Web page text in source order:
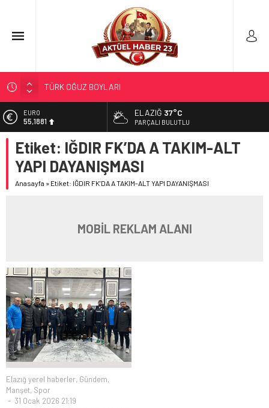
TÜRK OĞUZ BOYLARI
298 MİLYON DOLARLIK İHRACAT
ERDEM; ENTÜBE EDİLDİ…
ELAZIĞ’DA TEFECİLİK OPERASYONU
YRP’DEN, KARAYOLCULARA TEŞEKKÜR
EURO
55,1881
ALTIN
6.660,55
BİST
13.779,39
ELAZIĞ 37°C
PARÇALI BULUTLU
Etiket: IĞDIR FK’DA A TAKIM-ALT
YAPI DAYANIŞMASI
Anasayfa » Etiket: IĞDIR FK’DA A TAKIM-ALT YAPI DAYANIŞMASI
MOBİL REKLAM ALANI
Elazığ yerel haberler, Gündem,
Manşet, Spor
31 Ocak 2026 21:19